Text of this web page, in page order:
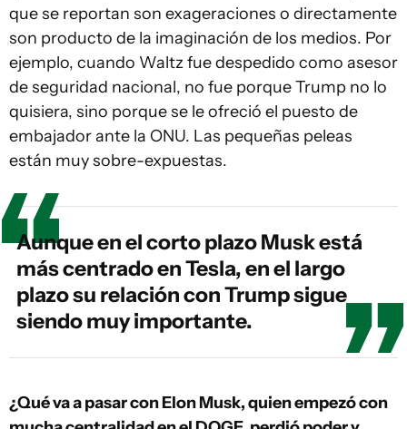
que se reportan son exageraciones o directamente
son producto de la imaginación de los medios. Por
ejemplo, cuando Waltz fue despedido como asesor
de seguridad nacional, no fue porque Trump no lo
quisiera, sino porque se le ofreció el puesto de
embajador ante la ONU. Las pequeñas peleas
están muy sobre-expuestas.
Aunque en el corto plazo Musk está
más centrado en Tesla, en el largo
plazo su relación con Trump sigue
siendo muy importante.
¿Qué va a pasar con Elon Musk, quien empezó con